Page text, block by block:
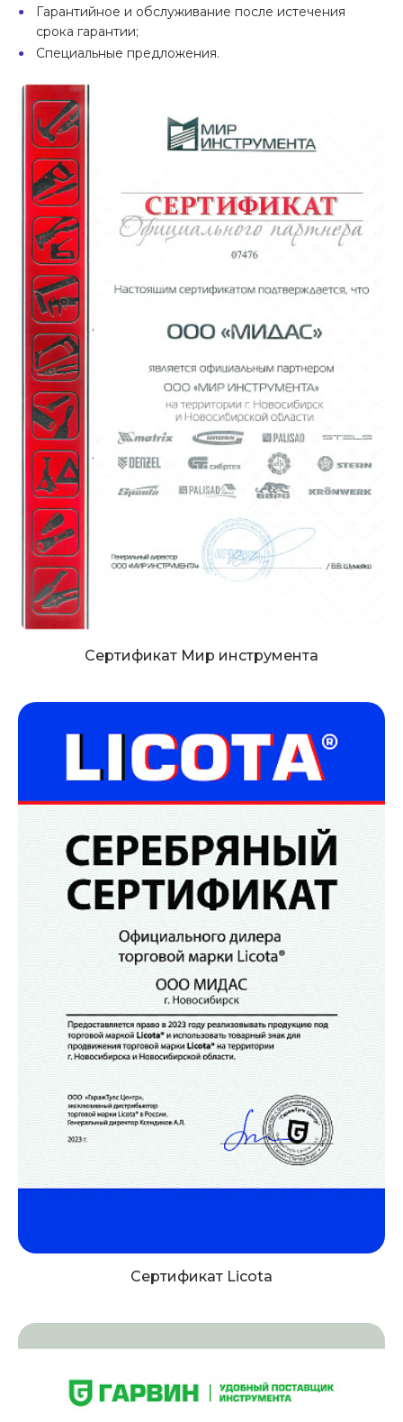
Гарантийное и обслуживание после истечения
срока гарантии;
Специальные предложения.
Сертификат Мир инструмента
Сертификат Licota